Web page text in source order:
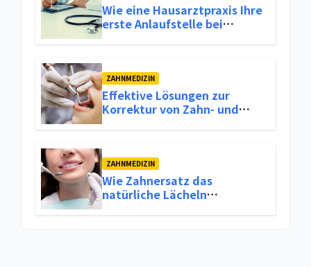
Wie eine Hausarztpraxis Ihre
erste Anlaufstelle bei
ZAHNMEDIZIN
Effektive Lösungen zur
Korrektur von Zahn- und
ZAHNMEDIZIN
Wie Zahnersatz das
natürliche Lächeln